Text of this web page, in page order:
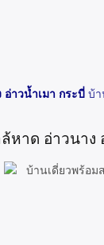
าวน้ำเมา กระบี่ บ้า
หาด อ่าวนา